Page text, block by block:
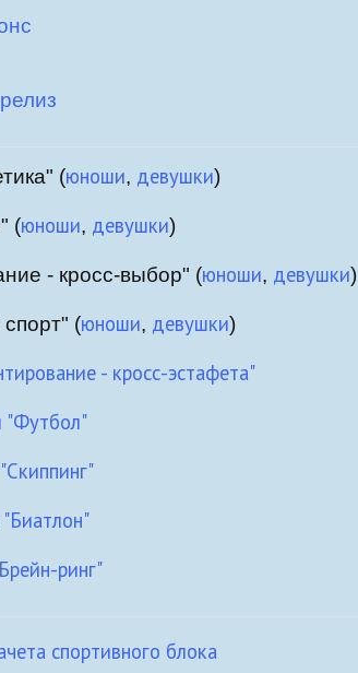
(юноши, девушки)
(юноши, девушки)
- кросс-выбор" (юноши, девушки)
(юноши, девушки)
- кросс-эстафета"
"Футбол"
ринг"
спортивного блока